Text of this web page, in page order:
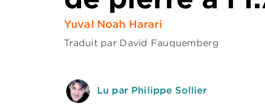
Yuval Noah Harari
Traduit par David Fauquemberg
Lu par Philippe Sollier